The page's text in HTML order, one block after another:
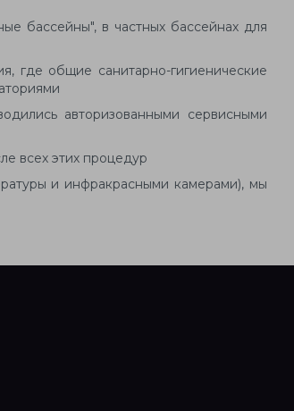
бассейны", в частных бассейнах для
где общие санитарно-гигиенические
авторизованными сервисными
всех этих процедур
и инфракрасными камерами), мы